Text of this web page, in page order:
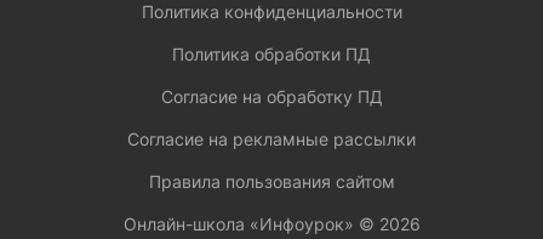
Политика конфиденциальности
Политика обработки ПД
Согласие на обработку ПД
Согласие на рекламные рассылки
Правила пользования сайтом
Онлайн-школа «Инфоурок» © 2026